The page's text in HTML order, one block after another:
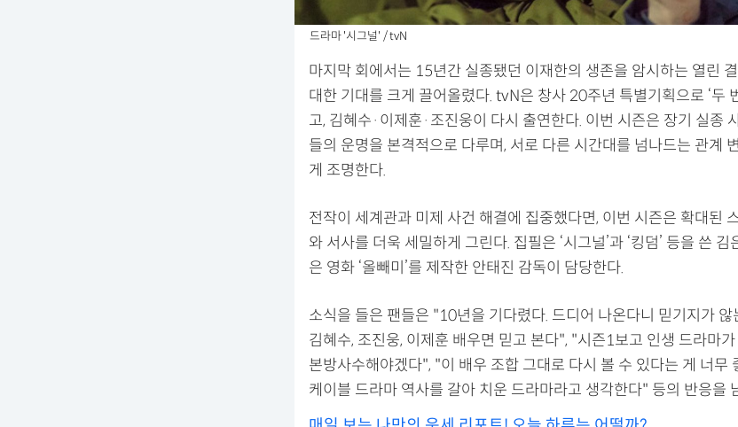
드라마 '시그널' / tvN
마지막 회에서는 15년간 실종됐던 이재한의 생존을 암시하는 열린
대한 기대를 크게 끌어올렸다. tvN은 창사 20주년 특별기획으로 ‘두
고, 김혜수·이제훈·조진웅이 다시 출연한다. 이번 시즌은 장기 실종
들의 운명을 본격적으로 다루며, 서로 다른 시간대를 넘나드는 관계
게 조명한다.
전작이 세계관과 미제 사건 해결에 집중했다면, 이번 시즌은 확대된
와 서사를 더욱 세밀하게 그린다. 집필은 ‘시그널’과 ‘킹덤’ 등을 쓴
은 영화 ‘올빼미’를 제작한 안태진 감독이 담당한다.
소식을 들은 팬들은 "10년을 기다렸다. 드디어 나온다니 믿기지가 않
김혜수, 조진웅, 이제훈 배우면 믿고 본다", "시즌1보고 인생 드라마
본방사수해야겠다", "이 배우 조합 그대로 다시 볼 수 있다는 게 너무
케이블 드라마 역사를 갈아 치운 드라마라고 생각한다" 등의 반응을